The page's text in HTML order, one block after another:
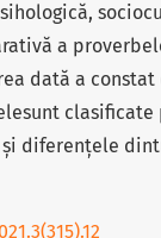
a
dată a
clasificate
diferențele